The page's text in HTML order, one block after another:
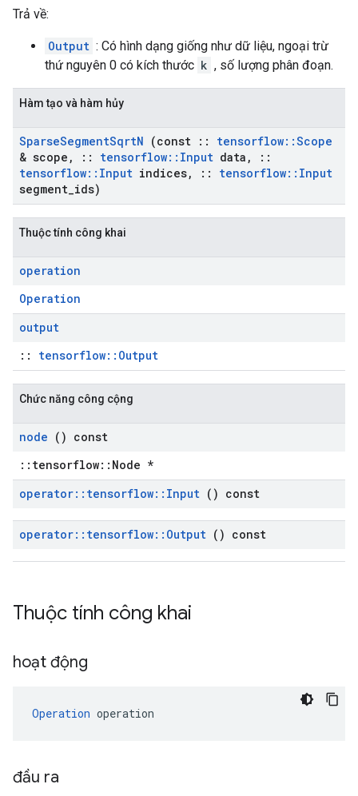
Trả về:
Output : Có hình dạng giống như dữ liệu, ngoại trừ
thứ nguyên 0 có kích thước k , số lượng phân đoạn.
Hàm tạo và hàm hủy
SparseSegmentSqrtN (const :: tensorflow::Scope
& scope , :: tensorflow:: Input data ,
::
tensorflow:: Input indices, :: tensorflow:: Input
segment ids)
Thuộc tính công khai
operation
Operation
output
:: tensorflow::Output
Chức năng công cộng
node () const
::tensorflow::Node *
operator:: tensorflow:: Input () const
operator:: tensorflow:: Output () const
Thuộc tính công khai
hoạt động
Operation operation
đầu ra